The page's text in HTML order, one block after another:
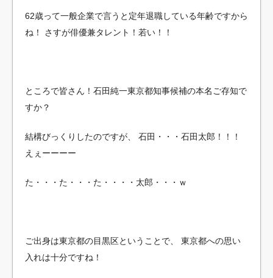
62歳って一般企業で言うと定年退職している年齢ですから
ね！
さすが俳優兼タレント！若い！！
ところで皆さん！石田純一東京都知事候補の本名ご存知で
すか？
結構びっくりしたのですが、
石田・・・石田太郎！！！
えぇーーーー
た・・・た・・・た・・・・太郎・・・ｗ
ご出身は東京都の目黒区ということで、
東京都への思い
入れは十分ですね！